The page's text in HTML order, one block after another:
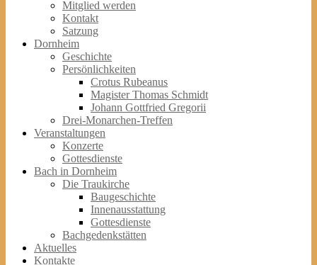
Mitglied werden
Kontakt
Satzung
Dornheim
Geschichte
Persönlichkeiten
Crotus Rubeanus
Magister Thomas Schmidt
Johann Gottfried Gregorii
Drei-Monarchen-Treffen
Veranstaltungen
Konzerte
Gottesdienste
Bach in Dornheim
Die Traukirche
Baugeschichte
Innenausstattung
Gottesdienste
Bachgedenkstätten
Aktuelles
Kontakte